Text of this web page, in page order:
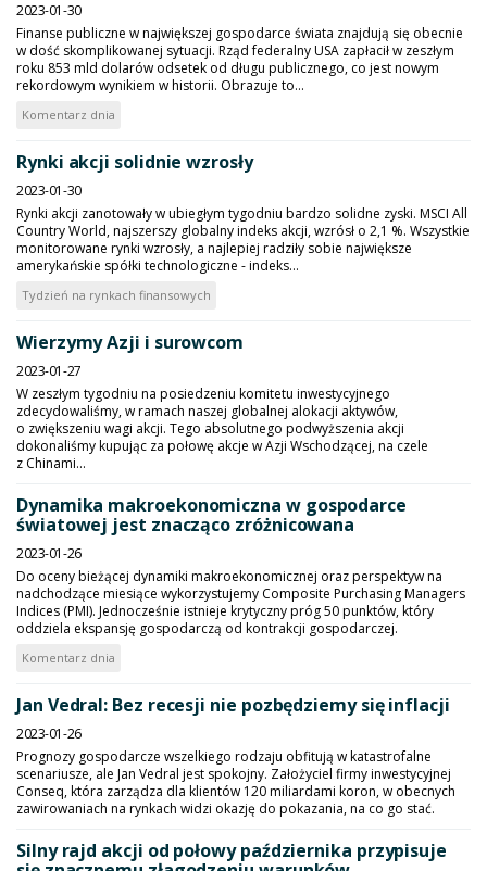
2023-01-30
Finanse publiczne w największej gospodarce świata znajdują się obecnie
w dość skomplikowanej sytuacji. Rząd federalny USA zapłacił w zeszłym
roku 853 mld dolarów odsetek od długu publicznego, co jest nowym
rekordowym wynikiem w historii. Obrazuje to...
Komentarz dnia
Rynki akcji solidnie wzrosły
2023-01-30
Rynki akcji zanotowały w ubiegłym tygodniu bardzo solidne zyski. MSCI All
Country World, najszerszy globalny indeks akcji, wzrósł o 2,1 %. Wszystkie
monitorowane rynki wzrosły, a najlepiej radziły sobie największe
amerykańskie spółki technologiczne - indeks...
Tydzień na rynkach finansowych
Wierzymy Azji i surowcom
2023-01-27
W zeszłym tygodniu na posiedzeniu komitetu inwestycyjnego
zdecydowaliśmy, w ramach naszej globalnej alokacji aktywów,
o zwiększeniu wagi akcji. Tego absolutnego podwyższenia akcji
dokonaliśmy kupując za połowę akcje w Azji Wschodzącej, na czele
z Chinami...
Dynamika makroekonomiczna w gospodarce
światowej jest znacząco zróżnicowana
2023-01-26
Do oceny bieżącej dynamiki makroekonomicznej oraz perspektyw na
nadchodzące miesiące wykorzystujemy Composite Purchasing Managers
Indices (PMI). Jednocześnie istnieje krytyczny próg 50 punktów, który
oddziela ekspansję gospodarczą od kontrakcji gospodarczej.
Komentarz dnia
Jan Vedral: Bez recesji nie pozbędziemy się inflacji
2023-01-26
Prognozy gospodarcze wszelkiego rodzaju obfitują w katastrofalne
scenariusze, ale Jan Vedral jest spokojny. Założyciel firmy inwestycyjnej
Conseq, która zarządza dla klientów 120 miliardami koron, w obecnych
zawirowaniach na rynkach widzi okazję do pokazania, na co go stać.
Silny rajd akcji od połowy października przypisuje